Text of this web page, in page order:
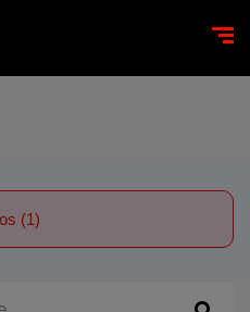
Filtros (1)